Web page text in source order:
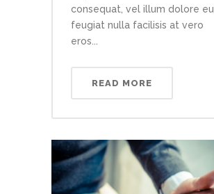
consequat, vel illum dolore eu
feugiat nulla facilisis at vero
eros...
READ MORE